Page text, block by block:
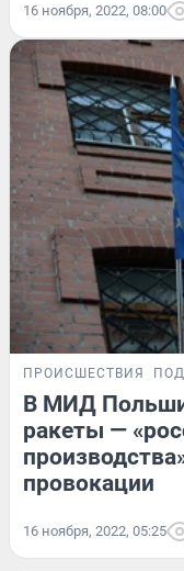
16 ноября, 2022, 08:00
ПРОИСШЕСТВИЯ
В МИД
ракеты —
провокации
16 ноября, 2022, 05:25